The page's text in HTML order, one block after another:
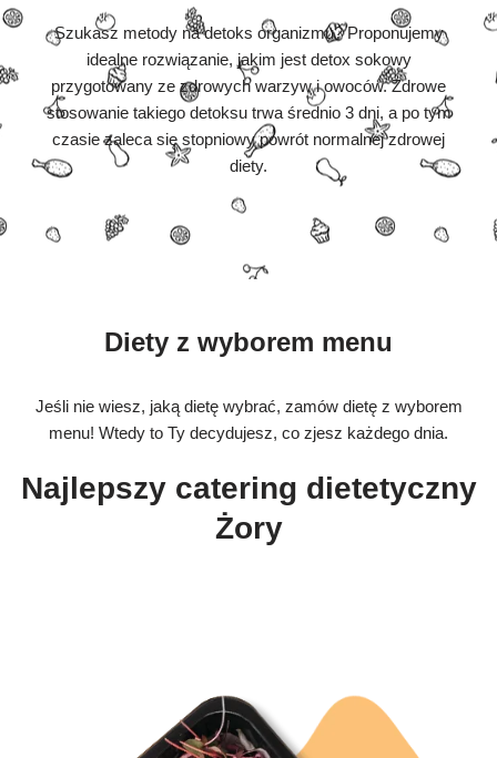
Szukasz metody na detoks organizmu? Proponujemy
idealne rozwiązanie, jakim jest detox sokowy
przygotowany ze zdrowych warzyw i owoców. Zdrowe
stosowanie takiego detoksu trwa średnio 3 dni, a po tym
czasie zaleca się stopniowy powrót normalnej zdrowej
diety.
Diety z wyborem menu
Jeśli nie wiesz, jaką dietę wybrać, zamów dietę z wyborem
menu! Wtedy to Ty decydujesz, co zjesz każdego dnia.
Najlepszy catering dietetyczny
Żory